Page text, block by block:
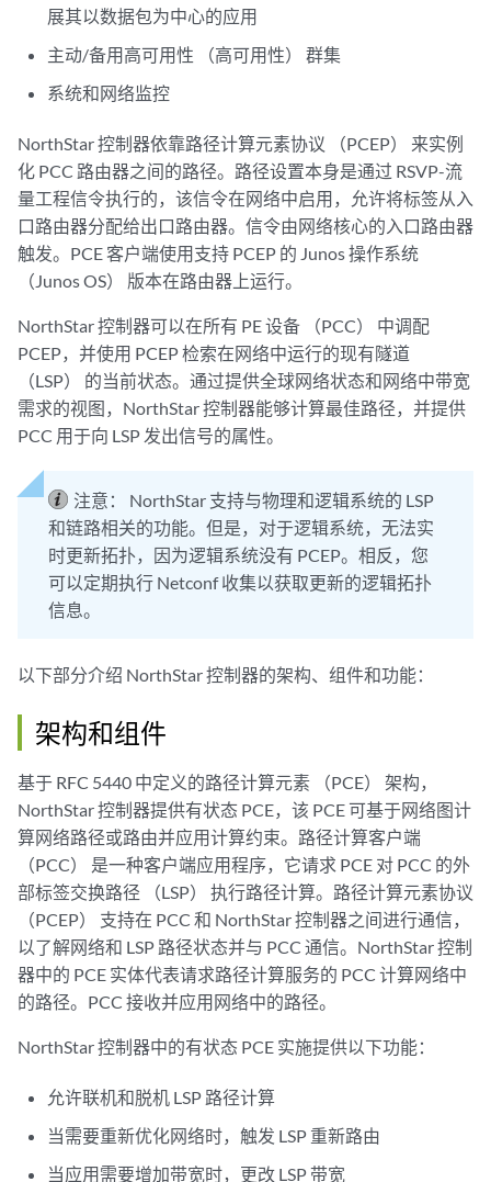
展其以数据包为中心的应用
主动/备用高可用性 （高可用性） 群集
系统和网络监控
NorthStar 控制器依靠路径计算元素协议 （PCEP） 来实例
化 PCC 路由器之间的路径。路径设置本身是通过 RSVP-流
量工程信令执行的，该信令在网络中启用，允许将标签从入
口路由器分配给出口路由器。信令由网络核心的入口路由器
触发。PCE 客户端使用支持 PCEP 的 Junos 操作系统
（Junos OS） 版本在路由器上运行。
NorthStar 控制器可以在所有 PE 设备 （PCC） 中调配
PCEP，并使用 PCEP 检索在网络中运行的现有隧道
（LSP） 的当前状态。通过提供全球网络状态和网络中带宽
需求的视图，NorthStar 控制器能够计算最佳路径，并提供
PCC 用于向 LSP 发出信号的属性。
注意：
NorthStar 支持与物理和逻辑系统的 LSP
和链路相关的功能。但是，对于逻辑系统，无法实
时更新拓扑，因为逻辑系统没有 PCEP。相反，您
可以定期执行 Netconf 收集以获取更新的逻辑拓扑
信息。
以下部分介绍 NorthStar 控制器的架构、组件和功能：
架构和组件
基于 RFC 5440 中定义的路径计算元素 （PCE） 架构，
NorthStar 控制器提供有状态 PCE，该 PCE 可基于网络图计
算网络路径或路由并应用计算约束。路径计算客户端
（PCC） 是一种客户端应用程序，它请求 PCE 对 PCC 的外
部标签交换路径 （LSP） 执行路径计算。路径计算元素协议
（PCEP） 支持在 PCC 和 NorthStar 控制器之间进行通信，
以了解网络和 LSP 路径状态并与 PCC 通信。NorthStar 控制
器中的 PCE 实体代表请求路径计算服务的 PCC 计算网络中
的路径。PCC 接收并应用网络中的路径。
NorthStar 控制器中的有状态 PCE 实施提供以下功能：
允许联机和脱机 LSP 路径计算
当需要重新优化网络时，触发 LSP 重新路由
当应用需要增加带宽时，更改 LSP 带宽